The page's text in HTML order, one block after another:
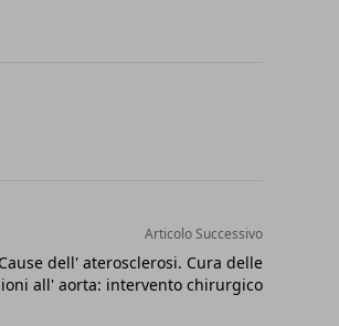
Articolo Successivo
Cause dell' aterosclerosi. Cura delle
all' aorta: intervento chirurgico